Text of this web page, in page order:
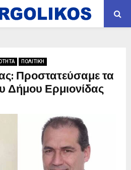
ΠΟΛΙΤΙΚΗ
Προστατεύσαμε τα
Δήμου Ερμιονίδας